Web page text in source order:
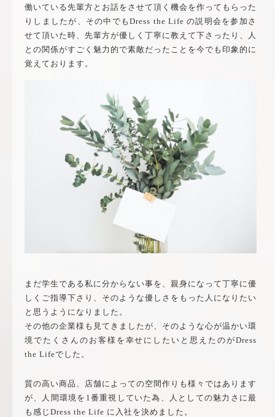
働いている先輩方とお話をさせて頂く機会を作ってもらった
りしましたが、その中でもDress the Lifeの説明会を参加さ
せて頂いた時、先輩方が優しく丁寧に教えて下さったり、人
との関係がすごく魅力的で素敵だったことを今でも印象的に
覚えております。
まだ学生である私に分からない事を、親身になって丁寧に優
しくご指導下さり、そのような優しさをもった人になりたい
と思うようになりました。
その他の企業様も見てきましたが、そのような心が温かい環
境でたくさんのお客様を幸せにしたいと思えたのがDress
the Lifeでした。
質の高い商品、店舗によっての空間作りも様々ではあります
が、人間環境を 1番重視していた為、人としての魅力さに最
も感じ Dress the Life に入社を決めました。